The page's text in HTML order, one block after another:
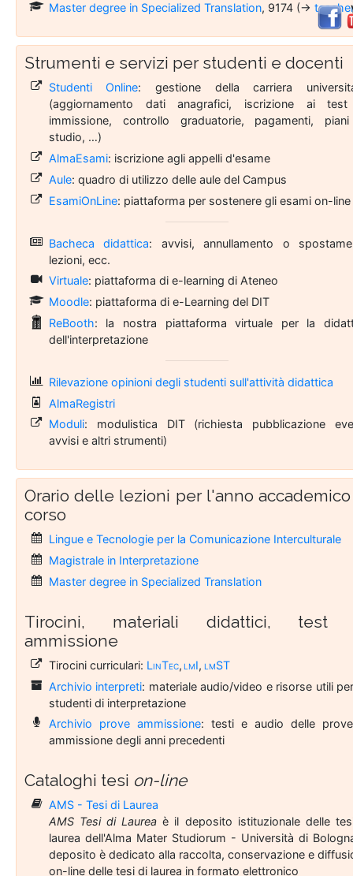
Master degree in Specialized Translation, 9174 (→
Strumenti e servizi per studenti e docenti
Studenti Online: gestione della carriera
(aggiornamento dati anagrafici, iscrizione ai
immissione, controllo graduatorie, pagamenti,
studio, …)
AlmaEsami: iscrizione agli appelli d'esame
Aule: quadro di utilizzo delle aule del Campus
EsamiOnLine: piattaforma per sostenere gli esami on-line
Bacheca didattica: avvisi, annullamento o
lezioni, ecc.
Virtuale: piattaforma di e-learning di Ateneo
Moodle: piattaforma di e-Learning del DIT
ReBooth: la nostra piattaforma virtuale per la
dell'interpretazione
Rilevazione opinioni degli studenti sull'attività didattica
AlmaRegistri
Moduli: modulistica DIT (richiesta pubblicazione
avvisi e altri strumenti)
Orario delle lezioni per l'anno
corso
Lingue e Tecnologie per la Comunicazione Interculturale
Magistrale in Interpretazione
Master degree in Specialized Translation
Tirocini, materiali didattici, test
ammissione
Tirocini curriculari: LinTec,lmI, lmST
Archivio interpreti: materiale audio/video e risorse utili
studenti di interpretazione
Archivio prove ammissione: testi e audio delle
ammissione degli anni precedenti
Cataloghi tesi on-line
AMS - Tesi di Laurea
AMS Tesi di Laurea è il deposito istituzionale delle
laurea dell'Alma Mater Studiorum - Università di
deposito è dedicato alla raccolta, conservazione e
on-line delle tesi di laurea in formato elettronico